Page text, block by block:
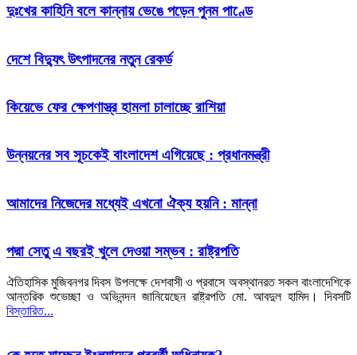
দুঃখের কাহিনি বলে কান্নায় ভেঙে পড়েন পুনম পাণ্ডে
দেশে বিদ্যুৎ উৎপাদনের নতুন রেকর্ড
কিয়েভে ফের ক্ষেপণাস্ত্র হামলা চালাচ্ছে রাশিয়া
উন্নয়নের সব সূচকেই বাংলাদেশ এগিয়েছে : প্রধানমন্ত্রী
আমাদের নিজেদের মধ্যেই এখনো ঐক্য হয়নি : মান্না
পদ্মা সেতু এ বছরই খুলে দেওয়া সম্ভব : রাষ্ট্রপতি
ঐতিহাসিক মুজিবনগর দিবস উপলক্ষে দেশবাসী ও প্রবাসে অবস্থানরত সকল বাংলাদেশিকে
আন্তরিক শুভেচ্ছা ও অভিনন্দন জানিয়েছেন রাষ্ট্রপতি মো. আবদুল হামিদ। দিবসটি
বিস্তারিত...